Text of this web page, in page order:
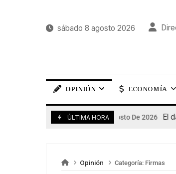
sábado 8 agosto 2026
OPINIÓN ECONOMÍA
ÚLTIMA HORA
7 De Agosto De 2026 El
Opinión Categoría: Firmas